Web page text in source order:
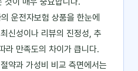
운전자보험 상품을 한눈에
신성이나 리뷰의 진정성, 추
라 만족도의 차이가 큽니다.
약과 가성비 비교 측면에서는